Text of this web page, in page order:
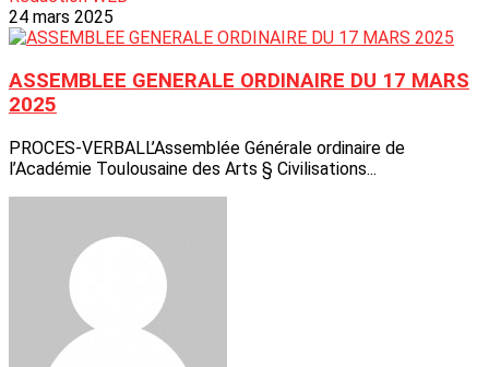
24 mars 2025
ASSEMBLEE GENERALE ORDINAIRE DU 17 MARS
2025
PROCES-VERBALL’Assemblée Générale ordinaire de
l’Académie Toulousaine des Arts § Civilisations...